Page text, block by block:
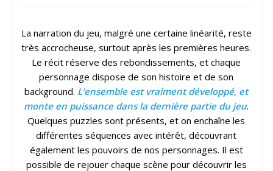
La narration du jeu, malgré une certaine linéarité, reste
très accrocheuse, surtout après les premières heures.
Le récit réserve des rebondissements, et chaque
personnage dispose de son histoire et de son
background. L’ensemble est vraiment développé, et
monte en puissance dans la dernière partie du jeu.
Quelques puzzles sont présents, et on enchaîne les
différentes séquences avec intérêt, découvrant
également les pouvoirs de nos personnages. Il est
possible de rejouer chaque scène pour découvrir les